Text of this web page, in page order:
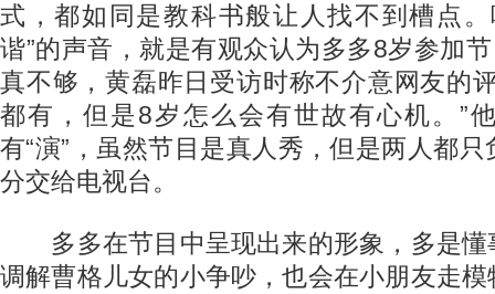
式，都如同是教科书般让人找不到槽点
谐”的声音，就是有观众认为多多8岁参加
真不够，黄磊昨日受访时称不介意网友的
都有，但是8岁怎么会有世故有心机。”
有“演”，虽然节目是真人秀，但是两人都
分交给电视台。
多多在节目中呈现出来的形象，多是懂
调解曹格儿女的小争吵，也会在小朋友走